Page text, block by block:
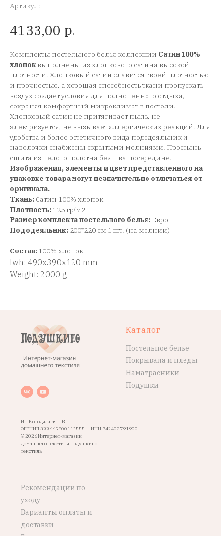
Артикул:
4133,00 р.
Комплекты постельного белья коллекции Сатин 100%
хлопок выполнены из хлопкового сатина высокой
плотности. Хлопковый сатин славится своей плотностью
и прочностью, а хорошая способность ткани пропускать
воздух создает условия для полноценного отдыха,
сохраняя комфортный микроклимат в постели.
Хлопковый сатин не притягивает пыль, не
электризуется, не вызывает аллергических реакций. Для
удобства и более эстетичного вида пододеяльник и
наволочки снабжены скрытыми молниями. Простынь
сшита из целого полотна без шва посередине.
Изображения, элементы и цвет представленного на
упаковке товара могут незначительно отличаться от
оригинала.
Ткань: Сатин 100% хлопок
Плотность: 125 гр/м2
Размер комплекта постельного белья: Евро
Пододеяльник: 200*220 см 1 шт. (на молнии)
Состав: 100% хлопок
lwh: 490x390x120 mm
Weight: 2000 g
ИП Колодяжная Т.В.
ОГРНИП 322665800112555 • ИНН 742403791900
© 2026 Интернет-магазин
домашнего текстиля Подушкино-
текстиль
Каталог
Постельное белье
Покрывала и пледы
Наматрасники
Подушки
Рекомендации по
уходу
Варианты оплаты и
доставки